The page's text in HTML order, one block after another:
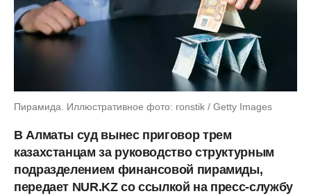
Пирамида. Иллюстративное фото: ronstik / Getty Images
В Алматы суд вынес приговор трем
казахстанцам за руководство структурным
подразделением финансовой пирамиды,
передает NUR.KZ со ссылкой на пресс-службу